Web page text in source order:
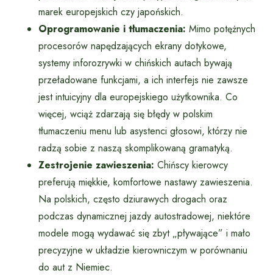
marek europejskich czy japońskich.
Oprogramowanie i tłumaczenia: Mimo potężnych
procesorów napędzających ekrany dotykowe,
systemy inforozrywki w chińskich autach bywają
przeładowane funkcjami, a ich interfejs nie zawsze
jest intuicyjny dla europejskiego użytkownika. Co
więcej, wciąż zdarzają się błędy w polskim
tłumaczeniu menu lub asystenci głosowi, którzy nie
radzą sobie z naszą skomplikowaną gramatyką.
Zestrojenie zawieszenia: Chińscy kierowcy
preferują miękkie, komfortowe nastawy zawieszenia.
Na polskich, często dziurawych drogach oraz
podczas dynamicznej jazdy autostradowej, niektóre
modele mogą wydawać się zbyt „pływające” i mało
precyzyjne w układzie kierowniczym w porównaniu
do aut z Niemiec.